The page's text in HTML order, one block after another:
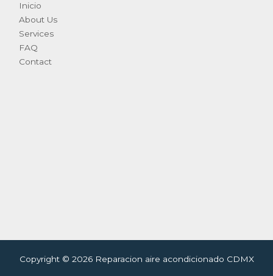
Inicio
About Us
Services
FAQ
Contact
Copyright © 2026 Reparacion aire acondicionado CDMX